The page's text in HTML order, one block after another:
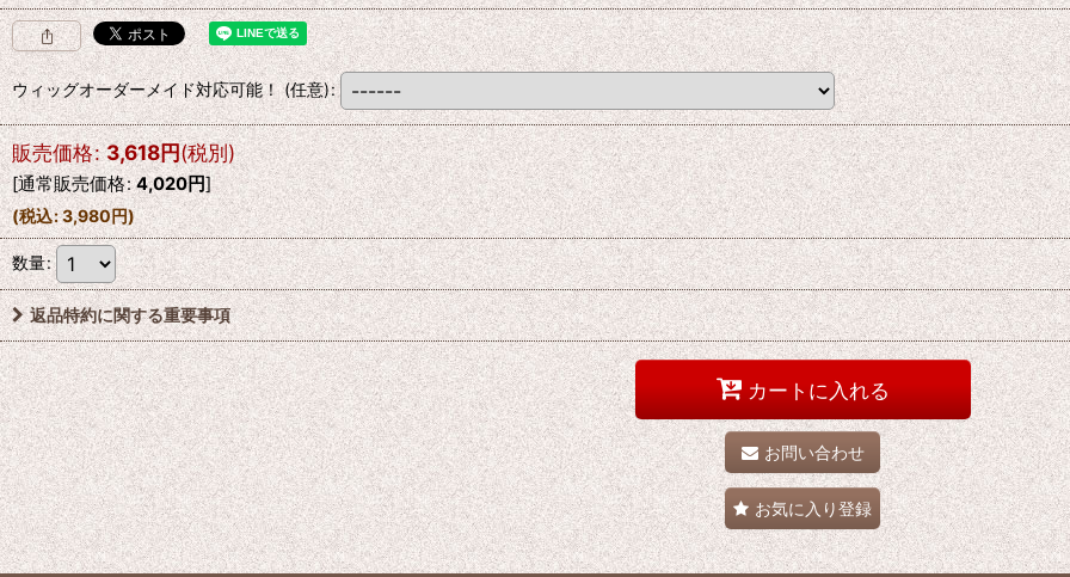
ウィッグオーダーメイド対応可能！(任意):
販売価格: 3,618円(税別)
[通常販売価格: 4,020円]
(税込:3,980円)
数量:
返品特約に関する重要事項
カートに入れる
お問い合わせ
お気に入り登録